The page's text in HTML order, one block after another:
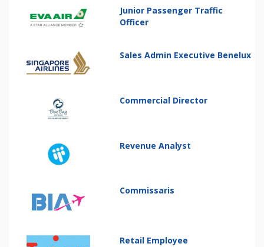
Junior Passenger Traffic
Officer
Sales Admin Executive Benelux
Commercial Director
Revenue Analyst
Commissaris
Retail Employee